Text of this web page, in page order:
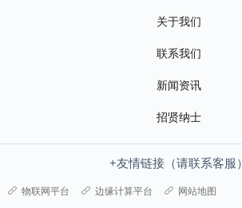
关于我们
联系我们
新闻资讯
招贤纳士
+友情链接（请联系客服）
物联网平台 边缘计算平台 网站地图